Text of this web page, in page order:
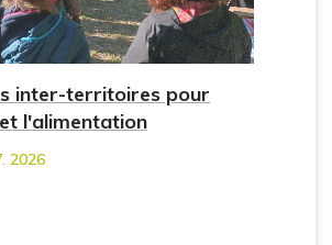
inter-territoires pour
l'alimentation
2026